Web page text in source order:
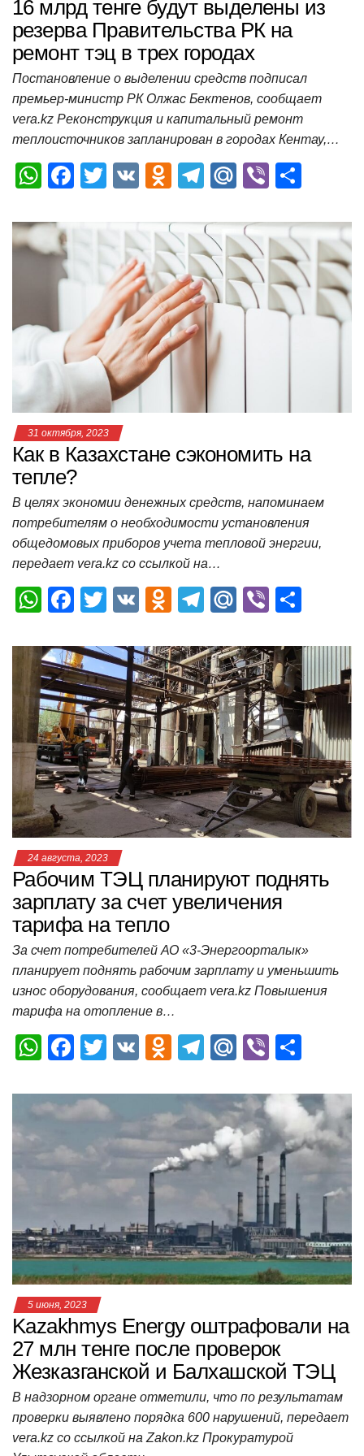
16 млрд тенге будут выделены из
резерва Правительства РК на
ремонт тэц в трех городах
Постановление о выделении средств подписал
премьер-министр РК Олжас Бектенов, сообщает
vera.kz Реконструкция и капитальный ремонт
теплоисточников запланирован в городах Кентау,…
W
at
s
A
p
F
c
e
o
k
T
tt
er
V
O
n
o
kl
a
ss
ni
T
e
gr
a
m
M
.R
u
Vi
er п
р
а
в
31 октября, 2023
Как в Казахстане сэкономить на
тепле?
В целях экономии денежных средств, напоминаем
потребителям о необходимости установления
общедомовых приборов учета тепловой энергии,
передает vera.kz со ссылкой на…
W
at
s
A
p
p
F
c
e
b
o
o
k
T
tt
er
V
O
n
o
kl
a
ss
ni
ki
T
e
gr
a
m
M
.R
u
Vi
er п
р
а
в
и
т
ь
24 августа, 2023
Рабочим ТЭЦ планируют поднять
зарплату за счет увеличения
тарифа на тепло
За счет потребителей АО «3-Энергоорталык»
планирует поднять рабочим зарплату и уменьшить
износ оборудования, сообщает vera.kz Повышения
тарифа на отопление в…
W
at
A
p
F
c
e
b
o
o
k
T
tt
er
V
O
n
o
kl
a
ni
ki
T
e
gr
a
M
.R
u
Vi
er п
р
а
в
т
ь
5 июня, 2023
Kazakhmys Energy оштрафовали на
27 млн тенге после проверок
Жезказганской и Балхашской ТЭЦ
В надзорном органе отметили, что по результатам
проверки выявлено порядка 600 нарушений, передает
vera.kz со ссылкой на Zakon.kz Прокуратурой